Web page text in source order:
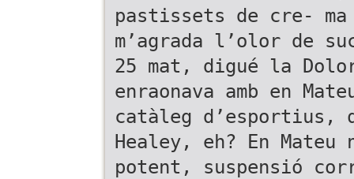
pastissets de cre-
m’agrada l’olor de
25 mat, digué la
enraonava amb en
catàleg d’esportius,
Healey, eh? En
potent, suspensió